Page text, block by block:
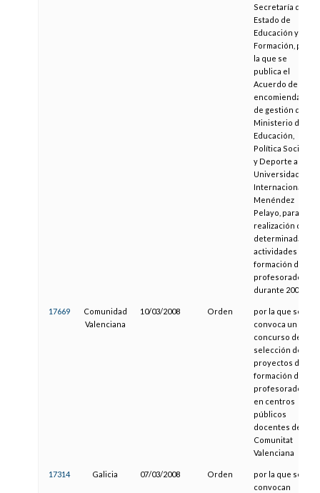
Secretaría de
Estado de
Educación y
Formación, por
la que se
publica el
Acuerdo de
encomienda
de gestión del
Ministerio de
Educación,
Política Social
y Deporte a la
Universidad
Internacional
Menéndez
Pelayo, para la
realización de
determinadas
actividades de
formación del
profesorado
durante 2008
17669
Comunidad
Valenciana
10/03/2008 Orden
por la que se
convoca un
concurso de
selección de
proyectos de
formación del
profesorado
en centros
públicos
docentes de la
Comunitat
Valenciana
17314 Galicia 07/03/2008 Orden
por la que se
convocan